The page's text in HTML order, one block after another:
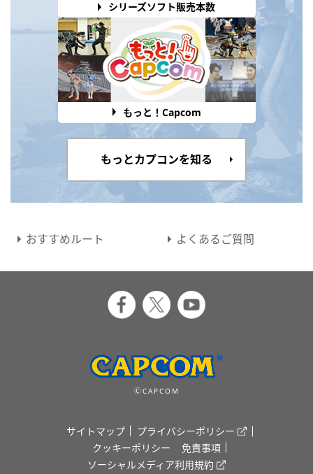
シリーズソフト販売本数
もっと！Capcom
もっとカプコンを知る
おすすめルート よくあるご質問
ⒸCAPCOM
サイトマップ
プライバシーポリシー
クッキーポリシー
免責事項
ソーシャルメディア利用規約